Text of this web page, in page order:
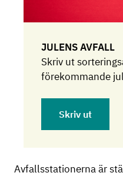
JULENS AVFALL
Skriv ut
förekommande
Skriv ut
Avfallsstationerna är